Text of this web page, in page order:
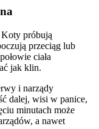
próbują
przeciąg lub
ciała
jak klin.
i narządy
dalej, wisi w panice,
minutach może
a nawet